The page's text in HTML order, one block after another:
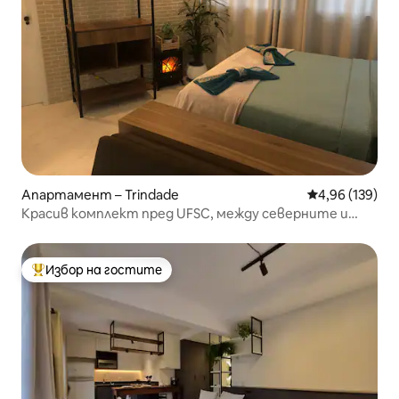
Апартамент – Trindade Средна
4,96 (139)
Красив комплект пред UFSC, между северните и
Най-популярен избор на гостите
Избор на гостите